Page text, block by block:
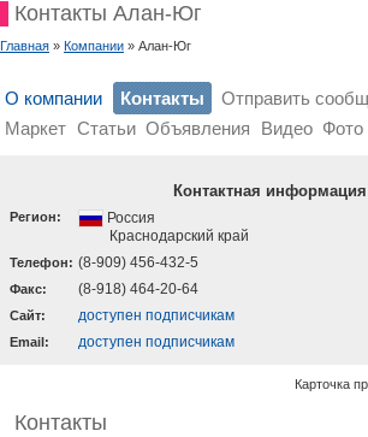
Контакты Алан-Юг
Главная » Компании » Алан-Юг
О компании Контакты Отправить
Маркет Статьи Объявления Видео Фото
Контактная информация
Регион:
Россия
Краснодарский край
Телефон: (8-909) 456-432-5
Факс: (8-918) 464-20-64
Cайт: доступен подписчикам
Email: доступен подписчикам
Карточка
Контакты